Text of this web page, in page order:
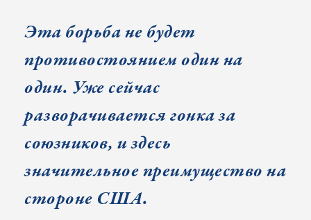
Эта борьба не будет
противостоянием один на
один. Уже сейчас
разворачивается гонка за
союзников, и здесь
значительное преимущество на
стороне США.